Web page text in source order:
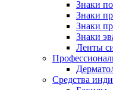
Знаки
Знаки
Знаки
Знаки
Ленты
Средства